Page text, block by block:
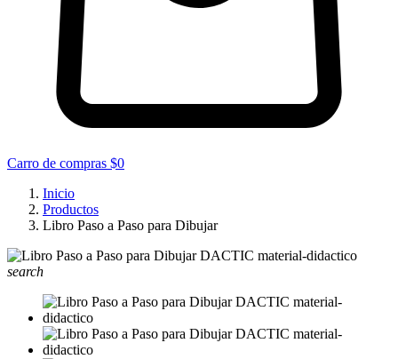
Carro de compras $0
Inicio
Productos
Libro Paso a Paso para Dibujar
search